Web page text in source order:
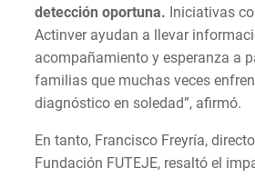
detección oportuna. Iniciativas
Actinver ayudan a llevar
acompañamiento y esperanza a
familias que muchas veces
diagnóstico en soledad”, afirmó.
En tanto, Francisco Freyría,
Fundación FUTEJE, resaltó el